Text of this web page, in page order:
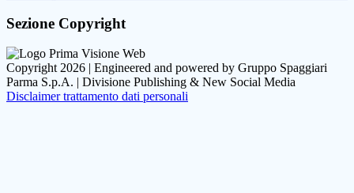
Sezione Copyright
Copyright 2026 | Engineered and powered by Gruppo Spaggiari
Parma S.p.A. | Divisione Publishing & New Social Media
Disclaimer trattamento dati personali